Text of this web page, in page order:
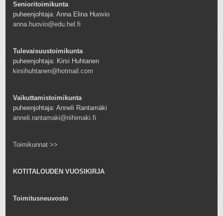
Senioritoimikunta
puheenjohtaja: Anna Elina Huovio
anna.huovio@edu.hel.fi
Tulevaisuustoimikunta
puheenjohtaja: Kirsi Huhtanen
kirsihuhtanen@hotmail.com
Vaikuttamistoimikunta
puheenjohtaja: Anneli Rantamäki
anneli.rantamaki@riihimaki.fi
Toimikunnat >>
KOTITALOUDEN VUOSIKIRJA
Toimitusneuvosto